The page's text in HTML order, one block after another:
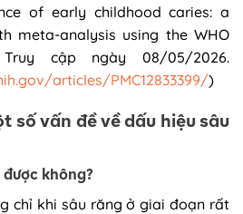
of early childhood caries: a
meta-analysis using the WHO
cập ngày 08/05/2026.
articles/PMC12833399/)
số vấn đề về dấu hiệu sâu
không?
chỉ khi sâu răng ở giai đoạn rất